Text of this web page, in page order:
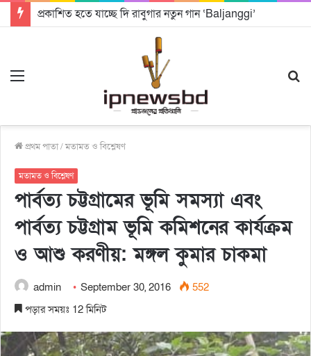
প্রকাশিত হতে যাচ্ছে দি রাবুগার নতুন গান ‘Baljanggi’
প্রথম পাতা/মতামত ও বিশ্লেষণ
মতামত ও বিশ্লেষণ
পার্বত্য চট্টগ্রামের ভূমি সমস্যা এবং
পার্বত্য চট্টগ্রাম ভূমি কমিশনের কার্যক্রম
ও আশু করণীয়: মঙ্গল কুমার চাকমা
admin September 30, 2016
552
পড়ার সময়ঃ 12 মিনিট